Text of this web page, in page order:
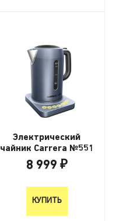
Электрический
чайник Carrera №551
8 999 ₽
КУПИТЬ